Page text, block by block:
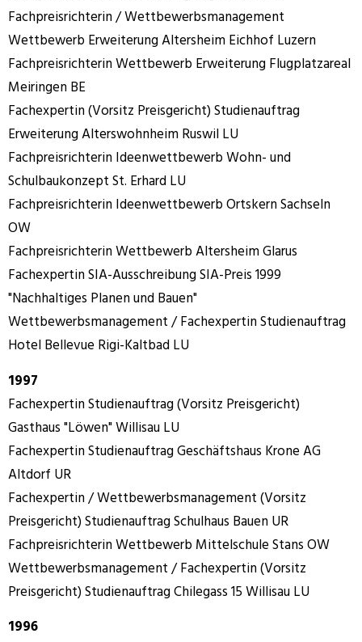
Fachpreisrichterin / Wettbewerbsmanagement
Wettbewerb Erweiterung Altersheim Eichhof Luzern
Fachpreisrichterin Wettbewerb Erweiterung Flugplatzareal
Meiringen BE
Fachexpertin (Vorsitz Preisgericht) Studienauftrag
Erweiterung Alterswohnheim Ruswil LU
Fachpreisrichterin Ideenwettbewerb Wohn- und
Schulbaukonzept St. Erhard LU
Fachpreisrichterin Ideenwettbewerb Ortskern Sachseln
OW
Fachpreisrichterin Wettbewerb Altersheim Glarus
Fachexpertin SIA-Ausschreibung SIA-Preis 1999
"Nachhaltiges Planen und Bauen"
Wettbewerbsmanagement / Fachexpertin Studienauftrag
Hotel Bellevue Rigi-Kaltbad LU
1997
Fachexpertin Studienauftrag (Vorsitz Preisgericht)
Gasthaus "Löwen" Willisau LU
Fachexpertin Studienauftrag Geschäftshaus Krone AG
Altdorf UR
Fachexpertin / Wettbewerbsmanagement (Vorsitz
Preisgericht) Studienauftrag Schulhaus Bauen UR
Fachpreisrichterin Wettbewerb Mittelschule Stans OW
Wettbewerbsmanagement / Fachexpertin (Vorsitz
Preisgericht) Studienauftrag Chilegass 15 Willisau LU
1996